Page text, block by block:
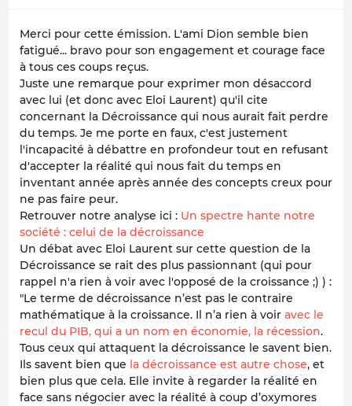
Merci pour cette émission. L'ami Dion semble bien
fatigué... bravo pour son engagement et courage face
à tous ces coups reçus.
Juste une remarque pour exprimer mon désaccord
avec lui (et donc avec Eloi Laurent) qu'il cite
concernant la Décroissance qui nous aurait fait perdre
du temps. Je me porte en faux, c'est justement
l'incapacité à débattre en profondeur tout en refusant
d'accepter la réalité qui nous fait du temps en
inventant année après année des concepts creux pour
ne pas faire peur.
Retrouver notre analyse ici : Un spectre hante notre
société : celui de la décroissance
Un débat avec Eloi Laurent sur cette question de la
Décroissance se rait des plus passionnant (qui pour
rappel n'a rien à voir avec l'opposé de la croissance ;) ) :
"Le terme de décroissance n’est pas le contraire
mathématique à la croissance. Il n’a rien à voir avec le
recul du PIB, qui a un nom en économie, la récession.
Tous ceux qui attaquent la décroissance le savent bien.
Ils savent bien que la décroissance est autre chose, et
bien plus que cela. Elle invite à regarder la réalité en
face sans négocier avec la réalité à coup d’oxymores